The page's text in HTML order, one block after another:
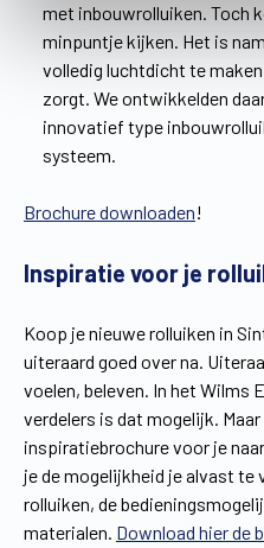
met inbouwrolluiken. Toch
minpuntje kijken. Het is
volledig luchtdicht te
zorgt. We ontwikkelden
innovatief type
systeem.
Brochure downloaden!
Inspiratie voor je
Koop je nieuwe rolluiken in
uiteraard goed over na.
voelen, beleven. In het Wilms
verdelers is dat mogelijk.
inspiratiebrochure voor je
je de mogelijkheid je alvast te
rolluiken, de
materialen. Download hier de